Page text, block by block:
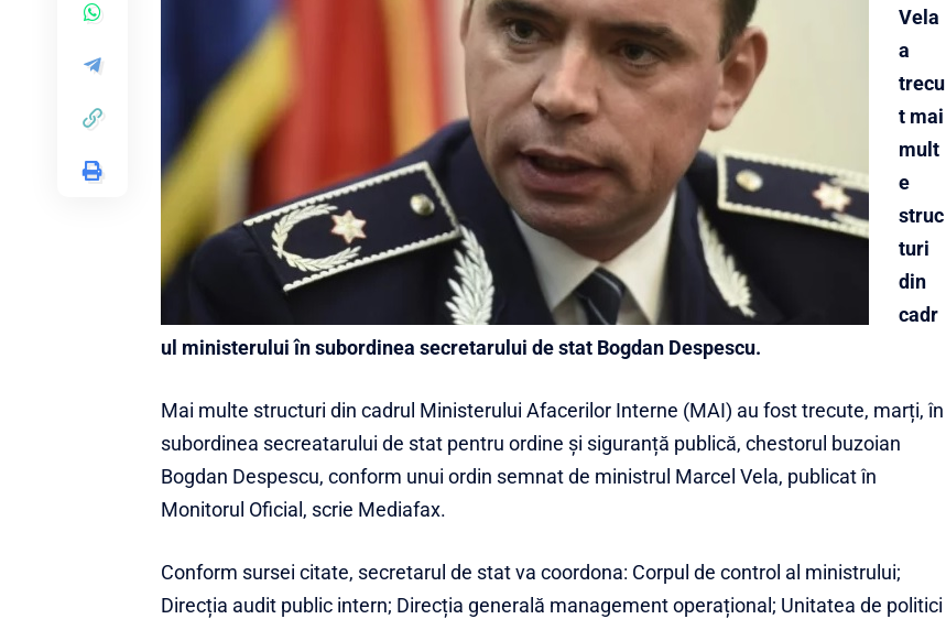
Vela
a
trecu
t mai
mult
e
struc
turi
din
cadr
ul ministerului în subordinea secretarului de stat Bogdan Despescu.
Mai multe structuri din cadrul Ministerului Afacerilor Interne (MAI) au fost trecute, marți, în
subordinea secreatarului de stat pentru ordine și siguranță publică, chestorul buzoian
Bogdan Despescu, conform unui ordin semnat de ministrul Marcel Vela, publicat în
Monitorul Oficial, scrie Mediafax.
Conform sursei citate, secretarul de stat va coordona: Corpul de control al ministrului;
Direcția audit public intern; Direcția generală management operațional; Unitatea de politici